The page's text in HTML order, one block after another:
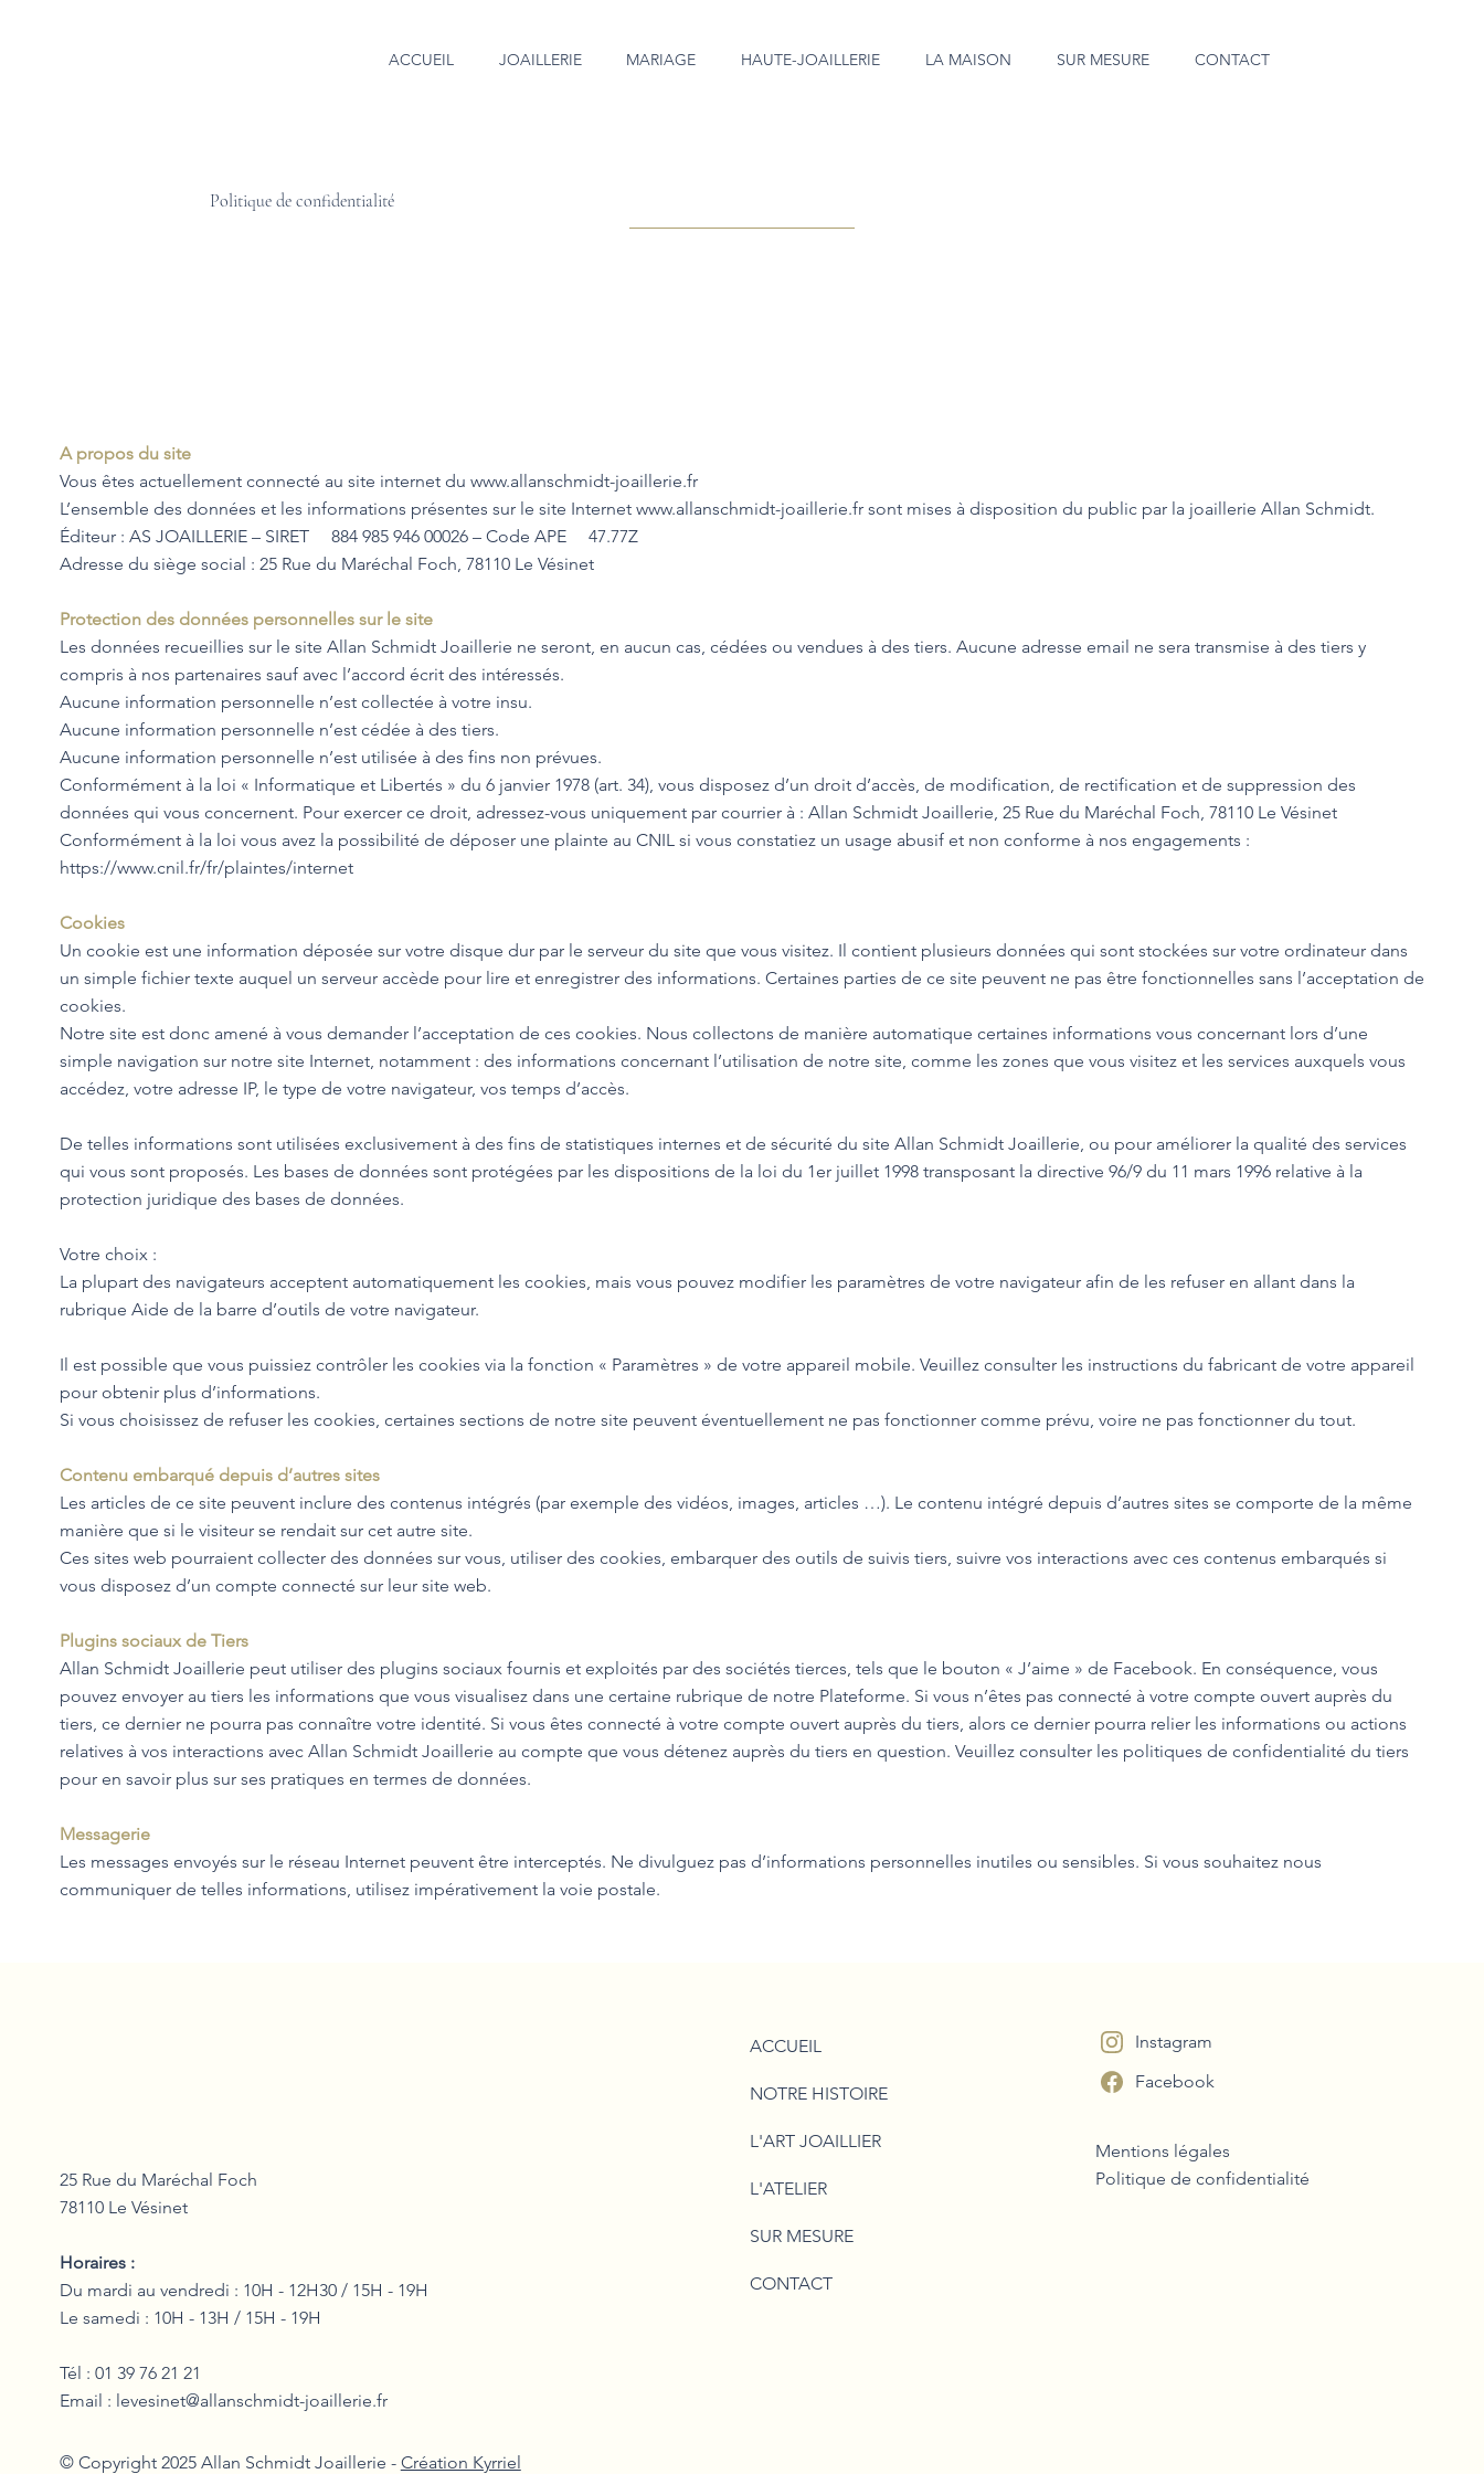
ACCUEIL JOAILLERIE MARIAGE HAUTE-JOAILLERIE LA MAISON SUR MESURE CONTACT
Politique de confidentialité
A propos du site
Vous êtes actuellement connecté au site internet du www.allanschmidt-joaillerie.fr
L’ensemble des données et les informations présentes sur le site Internet www.allanschmidt-joaillerie.fr sont mises à disposition du public par la joaillerie Allan Schmidt.
Éditeur : AS JOAILLERIE – SIRET 884 985 946 00026 – Code APE 47.77Z
Adresse du siège social : 25 Rue du Maréchal Foch, 78110 Le Vésinet
Protection des données personnelles sur le site
Les données recueillies sur le site Allan Schmidt Joaillerie ne seront, en aucun cas, cédées ou vendues à des tiers. Aucune adresse email ne sera transmise à des tiers y
compris à nos partenaires sauf avec l’accord écrit des intéressés.
Aucune information personnelle n’est collectée à votre insu.
Aucune information personnelle n’est cédée à des tiers.
Aucune information personnelle n’est utilisée à des fins non prévues.
Conformément à la loi « Informatique et Libertés » du 6 janvier 1978 (art. 34), vous disposez d’un droit d’accès, de modification, de rectification et de suppression des
données qui vous concernent. Pour exercer ce droit, adressez-vous uniquement par courrier à : Allan Schmidt Joaillerie, 25 Rue du Maréchal Foch, 78110 Le Vésinet
Conformément à la loi vous avez la possibilité de déposer une plainte au CNIL si vous constatiez un usage abusif et non conforme à nos engagements :
https://www.cnil.fr/fr/plaintes/internet
Cookies
Un cookie est une information déposée sur votre disque dur par le serveur du site que vous visitez. Il contient plusieurs données qui sont stockées sur votre ordinateur dans
un simple fichier texte auquel un serveur accède pour lire et enregistrer des informations. Certaines parties de ce site peuvent ne pas être fonctionnelles sans l’acceptation de
cookies.
Notre site est donc amené à vous demander l’acceptation de ces cookies. Nous collectons de manière automatique certaines informations vous concernant lors d’une
simple navigation sur notre site Internet, notamment : des informations concernant l’utilisation de notre site, comme les zones que vous visitez et les services auxquels vous
accédez, votre adresse IP, le type de votre navigateur, vos temps d’accès.
De telles informations sont utilisées exclusivement à des fins de statistiques internes et de sécurité du site Allan Schmidt Joaillerie, ou pour améliorer la qualité des services
qui vous sont proposés. Les bases de données sont protégées par les dispositions de la loi du 1er juillet 1998 transposant la directive 96/9 du 11 mars 1996 relative à la
protection juridique des bases de données.
Votre choix :
La plupart des navigateurs acceptent automatiquement les cookies, mais vous pouvez modifier les paramètres de votre navigateur afin de les refuser en allant dans la
rubrique Aide de la barre d’outils de votre navigateur.
Il est possible que vous puissiez contrôler les cookies via la fonction « Paramètres » de votre appareil mobile. Veuillez consulter les instructions du fabricant de votre appareil
pour obtenir plus d’informations.
Si vous choisissez de refuser les cookies, certaines sections de notre site peuvent éventuellement ne pas fonctionner comme prévu, voire ne pas fonctionner du tout.
Contenu embarqué depuis d’autres sites
Les articles de ce site peuvent inclure des contenus intégrés (par exemple des vidéos, images, articles …). Le contenu intégré depuis d’autres sites se comporte de la même
manière que si le visiteur se rendait sur cet autre site.
Ces sites web pourraient collecter des données sur vous, utiliser des cookies, embarquer des outils de suivis tiers, suivre vos interactions avec ces contenus embarqués si
vous disposez d’un compte connecté sur leur site web.
Plugins sociaux de Tiers
Allan Schmidt Joaillerie peut utiliser des plugins sociaux fournis et exploités par des sociétés tierces, tels que le bouton « J’aime » de Facebook. En conséquence, vous
pouvez envoyer au tiers les informations que vous visualisez dans une certaine rubrique de notre Plateforme. Si vous n’êtes pas connecté à votre compte ouvert auprès du
tiers, ce dernier ne pourra pas connaître votre identité. Si vous êtes connecté à votre compte ouvert auprès du tiers, alors ce dernier pourra relier les informations ou actions
relatives à vos interactions avec Allan Schmidt Joaillerie au compte que vous détenez auprès du tiers en question. Veuillez consulter les politiques de confidentialité du tiers
pour en savoir plus sur ses pratiques en termes de données.
Messagerie
Les messages envoyés sur le réseau Internet peuvent être interceptés. Ne divulguez pas d’informations personnelles inutiles ou sensibles. Si vous souhaitez nous
communiquer de telles informations, utilisez impérativement la voie postale.
Instagram
Facebook
Mentions légales
Politique de confidentialité
ACCUEIL
NOTRE HISTOIRE
L'ART JOAILLIER
L'ATELIER
SUR MESURE
CONTACT
© Copyright 2025 Allan Schmidt Joaillerie - Création Kyrriel
25 Rue du Maréchal Foch
78110 Le Vésinet
Horaires :
Du mardi au vendredi : 10H - 12H30 / 15H - 19H
Le samedi : 10H - 13H / 15H - 19H
Tél : 01 39 76 21 21
Email : levesinet@allanschmidt-joaillerie.fr